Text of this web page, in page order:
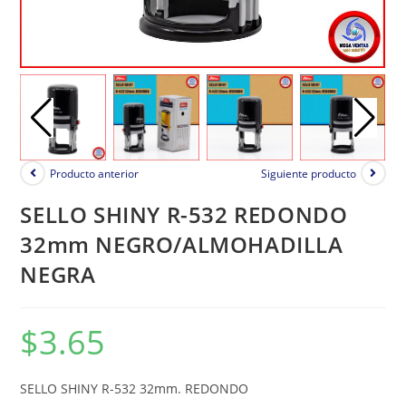
Producto anterior Siguiente producto
SELLO SHINY R-532 REDONDO
32mm NEGRO/ALMOHADILLA
NEGRA
$3.65
SELLO SHINY R-532 32mm. REDONDO